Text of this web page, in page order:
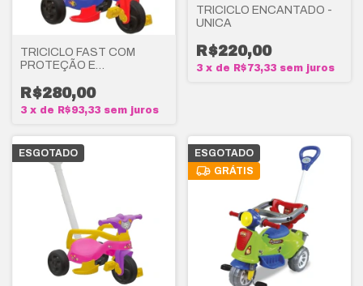
TRICICLO FAST COM
PROTEÇÃO E
FILHOS
R$280,00
3 x de R$93,33 sem juros
TRICICLO ENCANTADO -
UNICA
R$220,00
3 x de R$73,33 sem juros
ESGOTADO
ESGOTADO
GRÁTIS